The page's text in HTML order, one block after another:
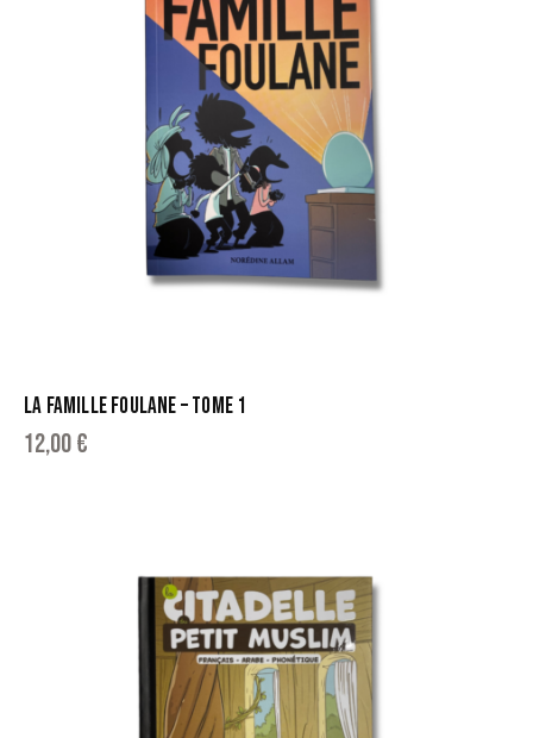
LA FAMILLE FOULANE – TOME 1
12,00€